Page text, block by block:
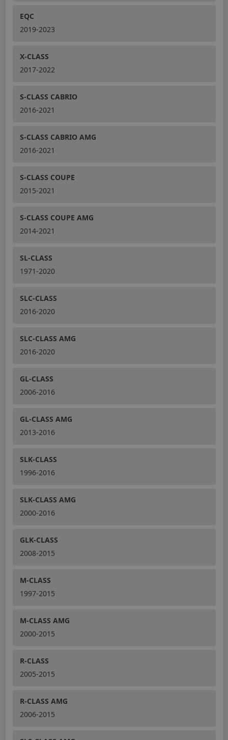
EQC
2019-2023
X-CLASS
2017-2022
S-CLASS CABRIO
2016-2021
S-CLASS CABRIO AMG
2016-2021
S-CLASS COUPE
2015-2021
S-CLASS COUPE AMG
2014-2021
SL-CLASS
1971-2020
SLC-CLASS
2016-2020
SLC-CLASS AMG
2016-2020
GL-CLASS
2006-2016
GL-CLASS AMG
2013-2016
SLK-CLASS
1996-2016
SLK-CLASS AMG
2000-2016
GLK-CLASS
2008-2015
M-CLASS
1997-2015
M-CLASS AMG
2000-2015
R-CLASS
2005-2015
R-CLASS AMG
2006-2015